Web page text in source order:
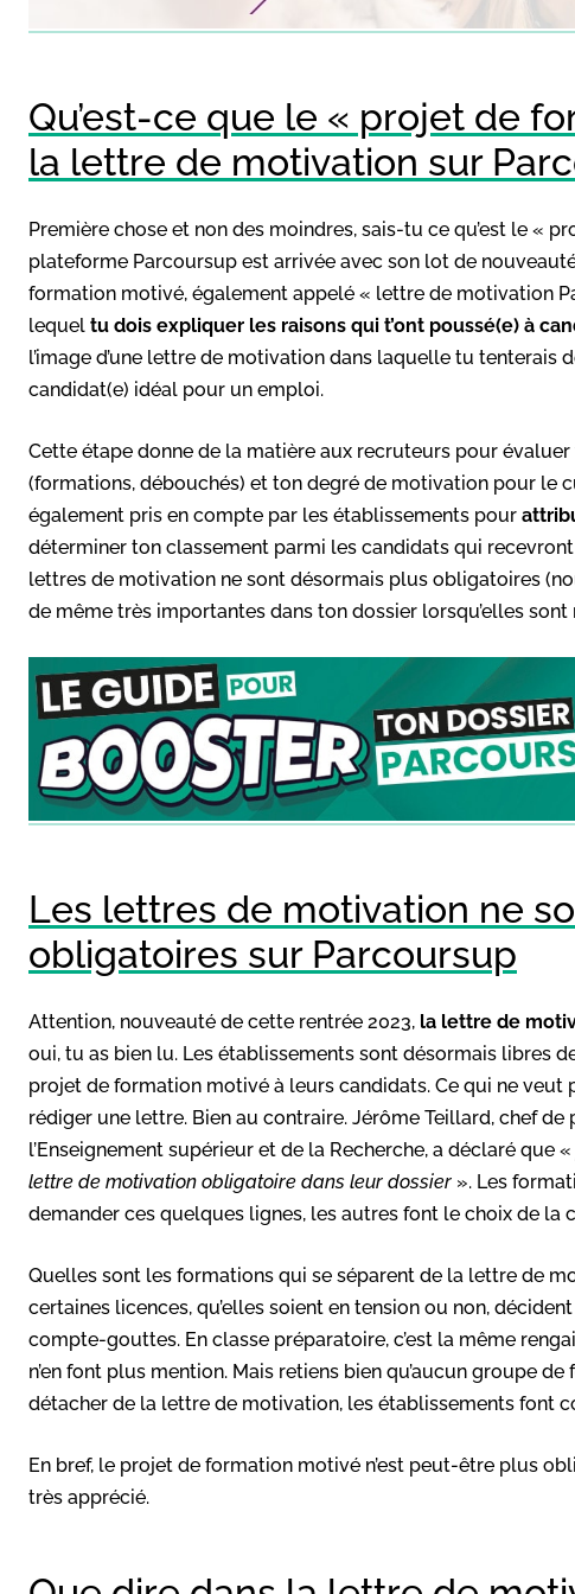
Qu’est-ce que le « projet de
la lettre de motivation sur
Première chose et non des moindres, sais-tu ce qu’est le «
plateforme Parcoursup est arrivée avec son lot de
formation motivé, également appelé « lettre de motivation
lequel tu dois expliquer les raisons qui t’ont poussé(e) à
l’image d’une lettre de motivation dans laquelle tu tenterais
candidat(e) idéal pour un emploi.
Cette étape donne de la matière aux recruteurs pour évaluer
(formations, débouchés) et ton degré de motivation pour le
également pris en compte par les établissements pour
déterminer ton classement parmi les candidats qui
lettres de motivation ne sont désormais plus obligatoires
de même très importantes dans ton dossier lorsqu’elles
Les lettres de motivation ne
obligatoires sur Parcoursup
Attention, nouveauté de cette rentrée 2023, la lettre de
oui, tu as bien lu. Les établissements sont désormais libres
projet de formation motivé à leurs candidats. Ce qui ne veut
rédiger une lettre. Bien au contraire. Jérôme Teillard, chef
l’Enseignement supérieur et de la Recherche, a déclaré que «
lettre de motivation obligatoire dans leur dossier ». Les
demander ces quelques lignes, les autres font le choix de la
Quelles sont les formations qui se séparent de la lettre de
certaines licences, qu’elles soient en tension ou non,
compte-gouttes. En classe préparatoire, c’est la même
n’en font plus mention. Mais retiens bien qu’aucun groupe
détacher de la lettre de motivation, les établissements font
En bref, le projet de formation motivé n’est peut-être plus
très apprécié.